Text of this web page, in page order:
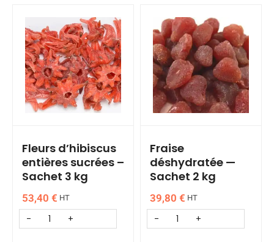
Fleurs d’hibiscus
entières sucrées –
Sachet 3 kg
53,40 € HT
Fraise
déshydratée —
Sachet 2 kg
39,80 € HT